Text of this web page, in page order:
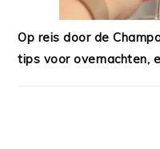
Op reis door de
tips voor overnachten,